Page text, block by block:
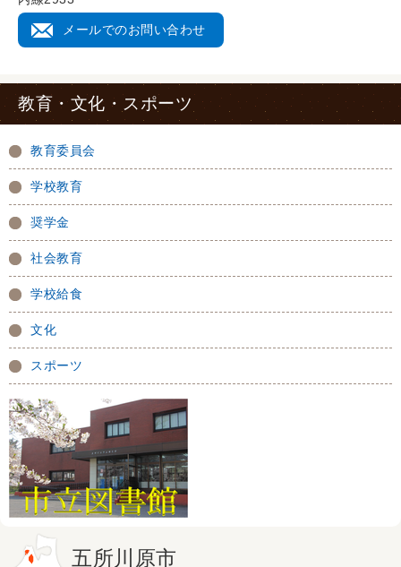
メールでのお問い合わせ
教育・文化・スポーツ
教育委員会
学校教育
奨学金
社会教育
学校給食
文化
スポーツ
五所川原市